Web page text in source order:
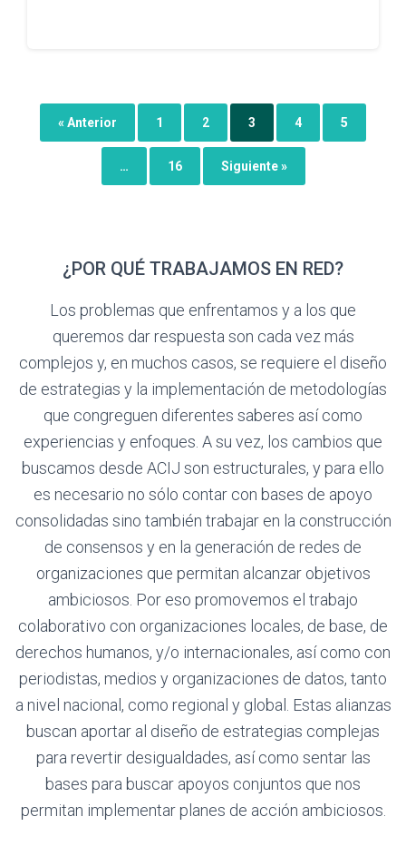
« Anterior 1 2 3 4 5
… 16 Siguiente »
¿POR QUÉ TRABAJAMOS EN RED?
Los problemas que enfrentamos y a los que
queremos dar respuesta son cada vez más
complejos y, en muchos casos, se requiere el diseño
de estrategias y la implementación de metodologías
que congreguen diferentes saberes así como
experiencias y enfoques. A su vez, los cambios que
buscamos desde ACIJ son estructurales, y para ello
es necesario no sólo contar con bases de apoyo
consolidadas sino también trabajar en la construcción
de consensos y en la generación de redes de
organizaciones que permitan alcanzar objetivos
ambiciosos. Por eso promovemos el trabajo
colaborativo con organizaciones locales, de base, de
derechos humanos, y/o internacionales, así como con
periodistas, medios y organizaciones de datos, tanto
a nivel nacional, como regional y global. Estas alianzas
buscan aportar al diseño de estrategias complejas
para revertir desigualdades, así como sentar las
bases para buscar apoyos conjuntos que nos
permitan implementar planes de acción ambiciosos.